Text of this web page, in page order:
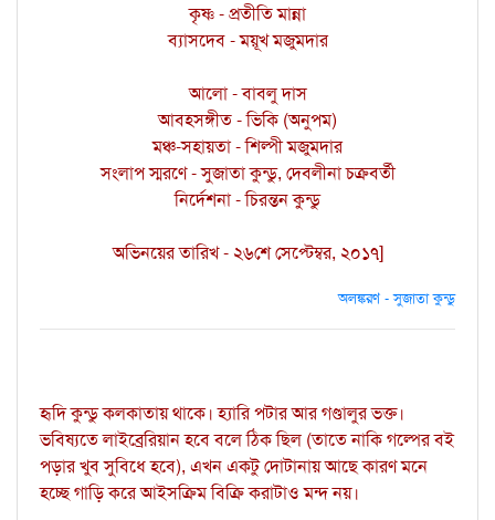
কৃষ্ণ - প্রতীতি মান্না
ব্যাসদেব - ময়ূখ মজুমদার
আলো - বাবলু দাস
আবহসঙ্গীত - ভিকি (অনুপম)
মঞ্চ-সহায়তা - শিল্পী মজুমদার
সংলাপ স্মরণে - সুজাতা কুন্ডু, দেবলীনা চক্রবর্তী
নির্দেশনা - চিরন্তন কুন্ডু
অভিনয়ের তারিখ - ২৬শে সেপ্টেম্বর, ২০১৭]
অলঙ্করণ - সুজাতা কুন্ডু
হৃদি কুন্ডু কলকাতায় থাকে। হ্যারি পটার আর গণ্ডালুর ভক্ত।
ভবিষ্যতে লাইব্রেরিয়ান হবে বলে ঠিক ছিল (তাতে নাকি গল্পের বই
পড়ার খুব সুবিধে হবে), এখন একটু দোটানায় আছে কারণ মনে
হচ্ছে গাড়ি করে আইসক্রিম বিক্রি করাটাও মন্দ নয়।